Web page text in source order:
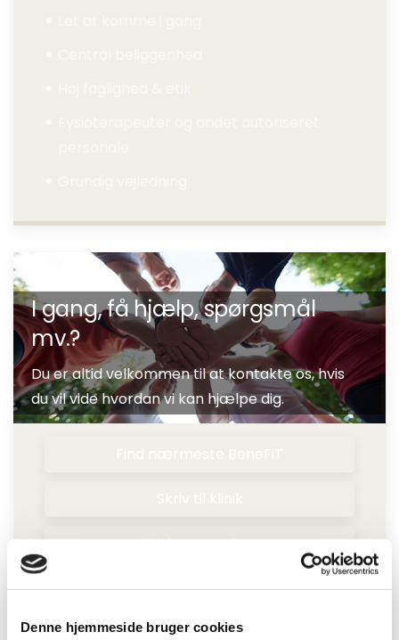
Denne hjemmeside bruger cookies
I gang, få hjælp, spørgsmål
mv.?
Du er altid velkommen til at kontakte os, hvis
du vil vide hvordan vi kan hjælpe dig.
Find vores priser
Online Booking